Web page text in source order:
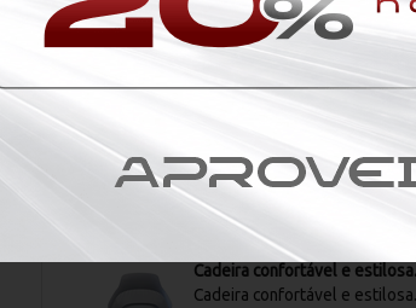
agilidade
produto de boa qualidade
Cadeira Operativa
Cadeira confortável e estilosa.
Cadeira confortável e estilosa.